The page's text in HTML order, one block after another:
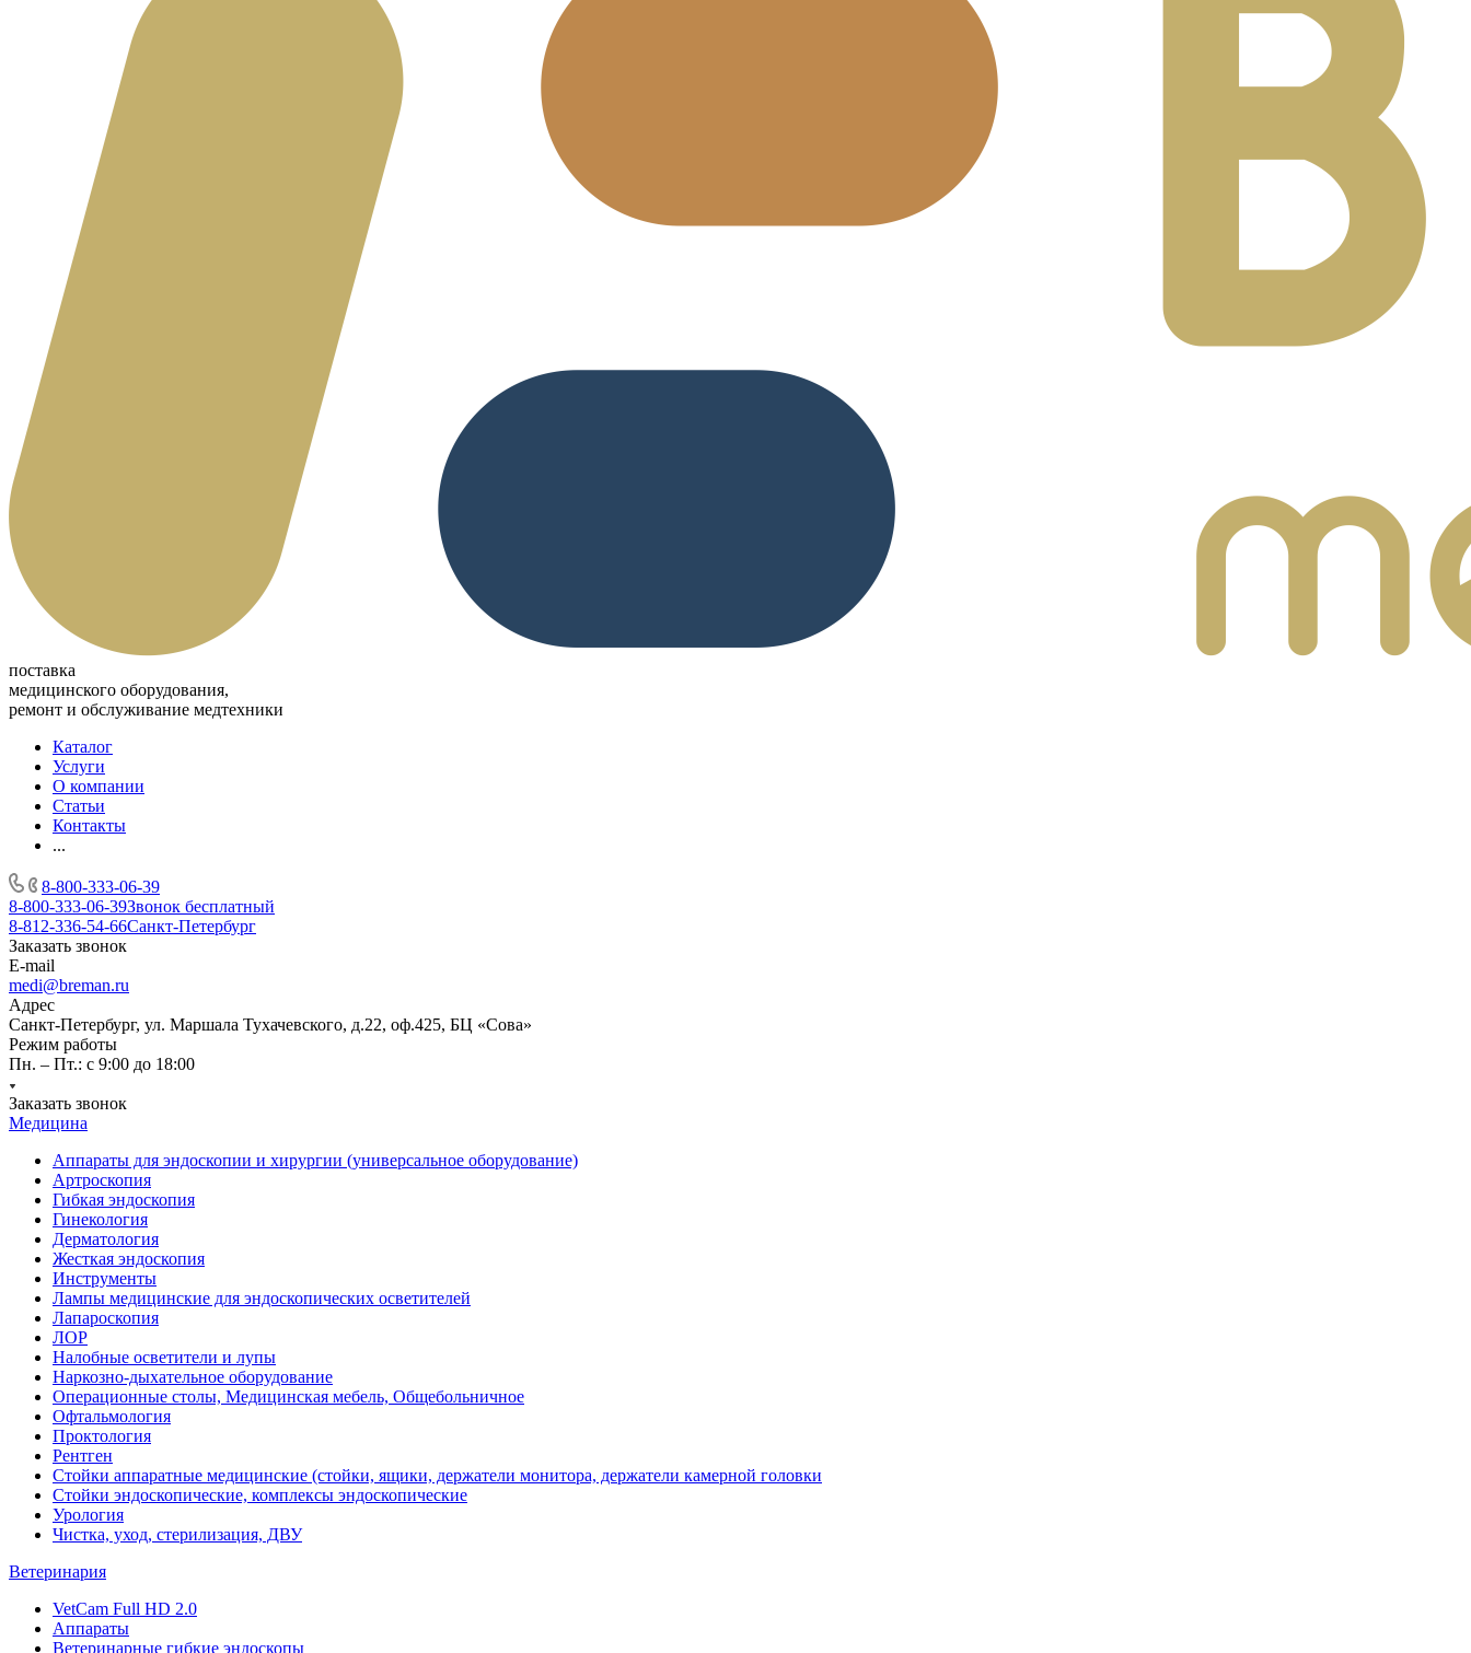
поставка
медицинского оборудования,
ремонт и обслуживание медтехники
Каталог
Услуги
О компании
Статьи
Контакты
...
8-800-333-06-39
8-800-333-06-39Звонок бесплатный
8-812-336-54-66Санкт-Петербург
Заказать звонок
E-mail
medi@breman.ru
Адрес
Санкт-Петербург, ул. Маршала Тухачевского, д.22, оф.425, БЦ «Сова»
Режим работы
Пн. – Пт.: с 9:00 до 18:00
Заказать звонок
Медицина
Аппараты для эндоскопии и хирургии (универсальное оборудование)
Артроскопия
Гибкая эндоскопия
Гинекология
Дерматология
Жесткая эндоскопия
Инструменты
Лампы медицинские для эндоскопических осветителей
Лапароскопия
ЛОР
Налобные осветители и лупы
Наркозно-дыхательное оборудование
Операционные столы, Медицинская мебель, Общебольничное
Офтальмология
Проктология
Рентген
Стойки аппаратные медицинские (стойки, ящики, держатели монитора, держатели камерной головки
Стойки эндоскопические, комплексы эндоскопические
Урология
Чистка, уход, стерилизация, ДВУ
Ветеринария
VetCam Full HD 2.0
Аппараты
Ветеринарные гибкие эндоскопы